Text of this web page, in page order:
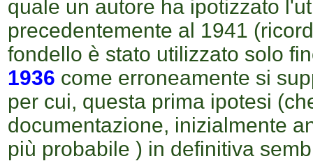
quale un autore ha ipotizzato
precedentemente al 1941
fondello è stato utilizzato solo
1936 come erroneamente si
per cui, questa prima ipotesi
documentazione, inizialmente
più probabile ) in definitiva